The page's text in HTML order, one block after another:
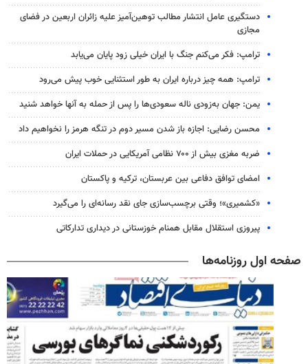
دستگیری عامل انتشار مطالب توهین‌آمیز علیه زائران اربعین در فضای
مجازی
ترامپ: فکر می‌کنم جنگ با ایران خیلی زود پایان می‌یابد
ترامپ: همه چیز درباره ایران به طور استثنایی خوب پیش می‌رود
یمن: جهان به‌زودی ناله سعودی‌ها را پس از حمله به آنها خواهد شنید
محسن رضایی: اجازه باز شدن مسیر دوم در تنگه هرمز را نخواهیم داد
ضربه مغزی بیش از ۷۰۰ نظامی آمریکایی در حملات ایران
امضای توافق دفاعی بین عربستان، ترکیه و پاکستان
«کشمیری»؛ وقتی برچسب‌سازی جای نقد رسانه‌ای را می‌گیرد
پیروزی استقلال مقابل همنام خوزستانی در دیداری تدارکاتی
صفحه اول روزنامه‌ها